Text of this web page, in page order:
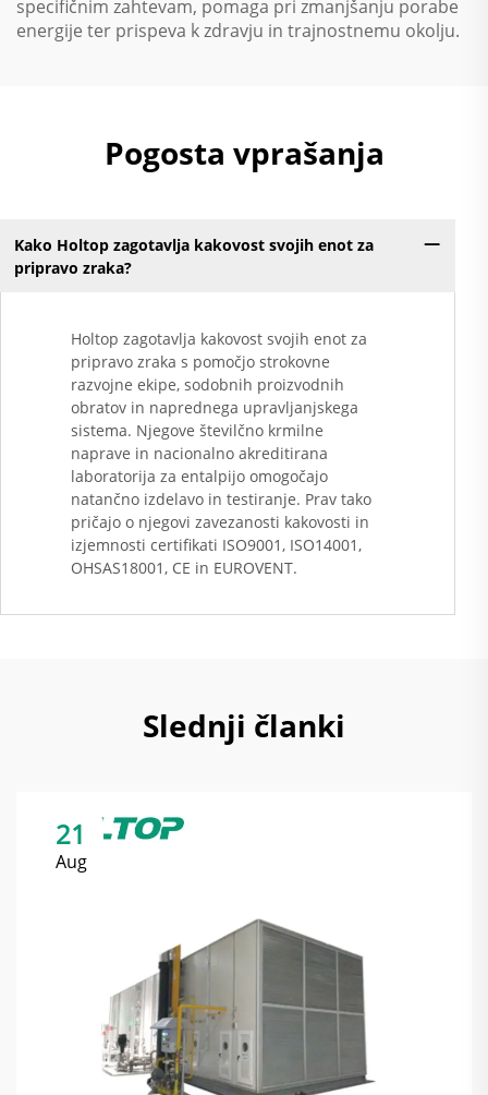
specifičnim zahtevam, pomaga pri zmanjšanju porabe
energije ter prispeva k zdravju in trajnostnemu okolju.
Pogosta vprašanja
Kako Holtop zagotavlja kakovost svojih enot za
pripravo zraka?
Holtop zagotavlja kakovost svojih enot za
pripravo zraka s pomočjo strokovne
razvojne ekipe, sodobnih proizvodnih
obratov in naprednega upravljanjskega
sistema. Njegove številčno krmilne
naprave in nacionalno akreditirana
laboratorija za entalpijo omogočajo
natančno izdelavo in testiranje. Prav tako
pričajo o njegovi zavezanosti kakovosti in
izjemnosti certifikati ISO9001, ISO14001,
OHSAS18001, CE in EUROVENT.
Slednji članki
21
Aug